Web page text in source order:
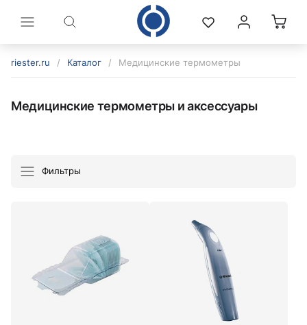
riester.ru / Каталог / Медицинские термометры
Медицинские термометры и аксессуары
Фильтры
политикой конфиденциальности